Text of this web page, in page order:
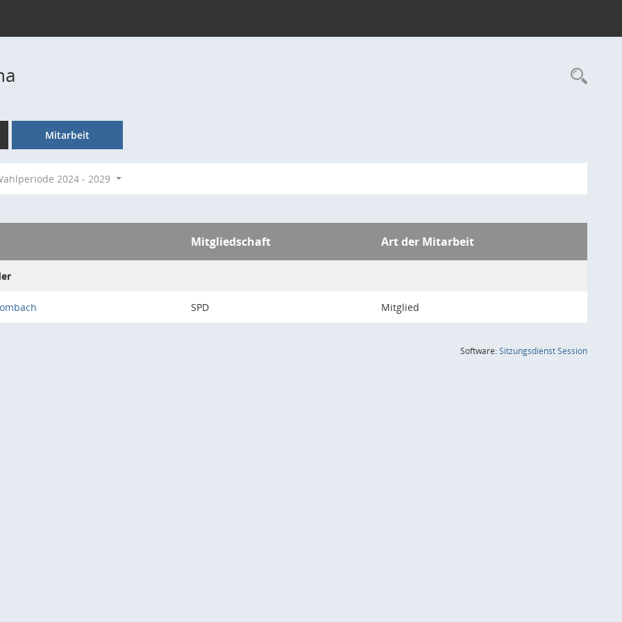
Mitarbeit
2024 - 2029
Mitgliedschaft Art der Mitarbeit
SPD Mitglied
Software:SitzungsdienstSession(Wird in